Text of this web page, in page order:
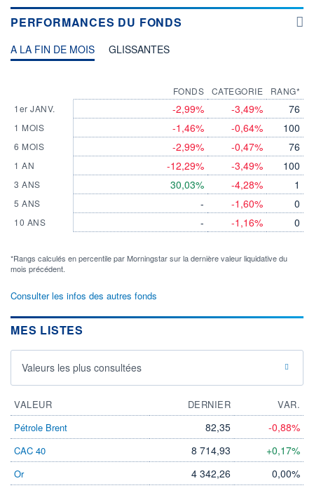
PERFORMANCES DU FONDS
A LA FIN DE MOIS GLISSANTES
1er JANV.
1 MOIS
6 MOIS
1 AN
3 ANS
5 ANS
10 ANS
FONDS
-2,99%
-1,46%
-2,99%
-12,29%
30,03%
-
-
CATEGORIE
-3,49%
-0,64%
-0,47%
-3,49%
-4,28%
-1,60%
-1,16%
RANG*
76
100
76
100
1
0
0
*Rangs calculés en percentile par Morningstar sur la dernière valeur liquidative du
mois précédent.
Consulter les infos des autres fonds
MES LISTES
Valeurs les plus consultées
VALEUR DERNIER
VAR.
Pétrole Brent
82,35 -0,88%
CAC 40 8 714,93 +0,17%
Or 4 342,26 0,00%